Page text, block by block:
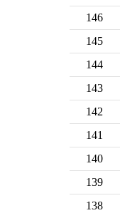
146
145
144
143
142
141
140
139
138